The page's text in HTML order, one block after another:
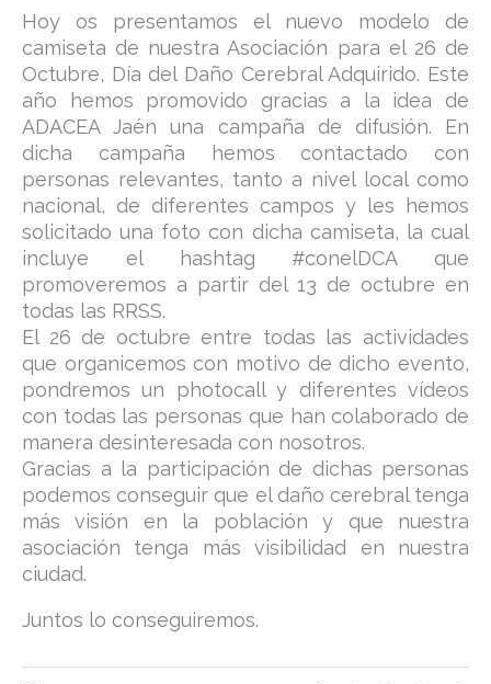
Hoy os presentamos el nuevo modelo de
camiseta de nuestra Asociación para el 26 de
Octubre, Día del Daño Cerebral Adquirido. Este
año hemos promovido gracias a la idea de
ADACEA Jaén una campaña de difusión. En
dicha campaña hemos contactado con
personas relevantes, tanto a nivel local como
nacional, de diferentes campos y les hemos
solicitado una foto con dicha camiseta, la cual
incluye el hashtag #conelDCA que
promoveremos a partir del 13 de octubre en
todas las RRSS.
El 26 de octubre entre todas las actividades
que organicemos con motivo de dicho evento,
pondremos un photocall y diferentes vídeos
con todas las personas que han colaborado de
manera desinteresada con nosotros.
Gracias a la participación de dichas personas
podemos conseguir que el daño cerebral tenga
más visión en la población y que nuestra
asociación tenga más visibilidad en nuestra
ciudad.
Juntos lo conseguiremos.